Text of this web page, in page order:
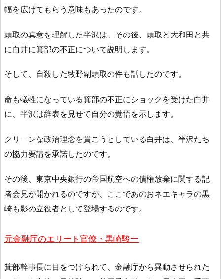
幅を広げてもらう意味もあったのです。
頭取の真意を理解した半沢は、その後、頭取と大和田と共
に白井に箕部の不正について説明します。
そして、自殺した牧野副頭取の件も話したのです。
命も犠牲になっている箕部の不正にショックを受けた白井
に、半沢は辞表を見せて自分の覚悟を示します。
クリーンな政治理念を貫こうとしている白井は、半沢たち
の協力要請を承諾したのです。
その後、東京中央銀行の帝国航空への債権放棄に関する記
者会見が開かれるのですが、ここであのおネエキャラの黒
崎も影の立役者として登場するのです。
元金融庁のエリート官僚・黒崎駿一
箕部幹事長に目をつけられて、金融庁から異動させられた